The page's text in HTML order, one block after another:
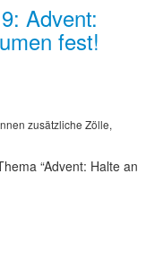
Advent:
fest!
zusätzliche Zölle,
“Advent: Halte an